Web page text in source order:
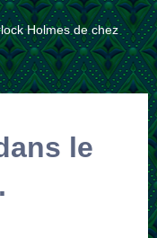
Holmes de chez
le